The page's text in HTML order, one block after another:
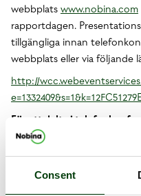
Consent
webbplats www.nobina.com
rapportdagen.
tillgängliga innan
webbplats eller via följande
http://
För att delta i
Från Sverige, tel:+46 (0)8 5052
Från Storbritannien, tel:+44
Från USA, tel: +1 646 851 2407
Från Tyskland, tel: +49 (0)695